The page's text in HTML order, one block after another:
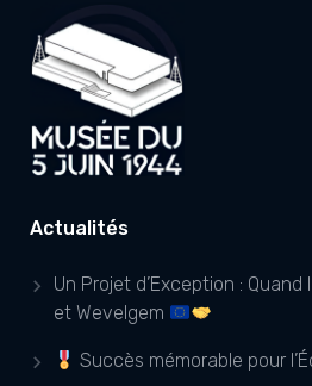
Actualités
Un Projet d’Exception : Quand
et Wevelgem
Succès mémorable pour